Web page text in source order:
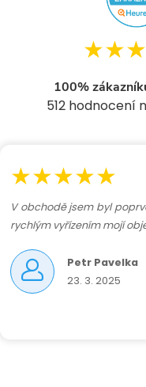
100%
512 hodnocení
★★★★★
V obchodě jsem byl
rychlým vyřízením mojí
Petr Pavelka
23. 3. 2025